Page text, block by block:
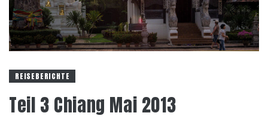
REISEBERICHTE
Teil 3 Chiang Mai 2013